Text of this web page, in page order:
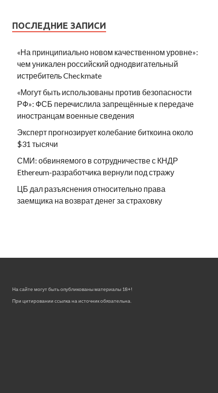
ПОСЛЕДНИЕ ЗАПИСИ
«На принципиально новом качественном уровне»:
чем уникален российский однодвигательный
истребитель Checkmate
«Могут быть использованы против безопасности
РФ»: ФСБ перечислила запрещённые к передаче
иностранцам военные сведения
Эксперт прогнозирует колебание биткоина около
$31 тысячи
СМИ: обвиняемого в сотрудничестве с КНДР
Ethereum-разработчика вернули под стражу
ЦБ дал разъяснения относительно права
заемщика на возврат денег за страховку
На сайте могут быть опубликованы материалы 18+!
При цитировании ссылка на источник обязательна.